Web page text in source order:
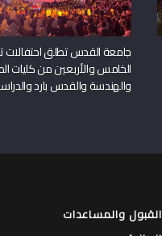
جامعة القدس تطلق احتفالات
الخامس والأربعين من كليات
والهندسة والقدس بارد
القبول والمساعدات